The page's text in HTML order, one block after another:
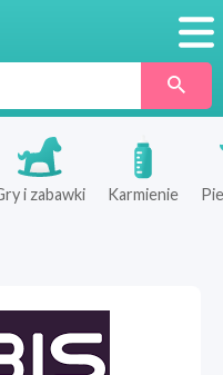
i zabawki Karmienie